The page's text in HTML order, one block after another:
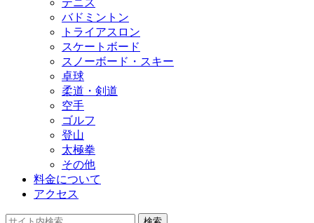
バドミントン
トライアスロン
スケートボード
スノーボード・スキー
卓球
柔道・剣道
空手
ゴルフ
登山
太極拳
その他
料金について
アクセス